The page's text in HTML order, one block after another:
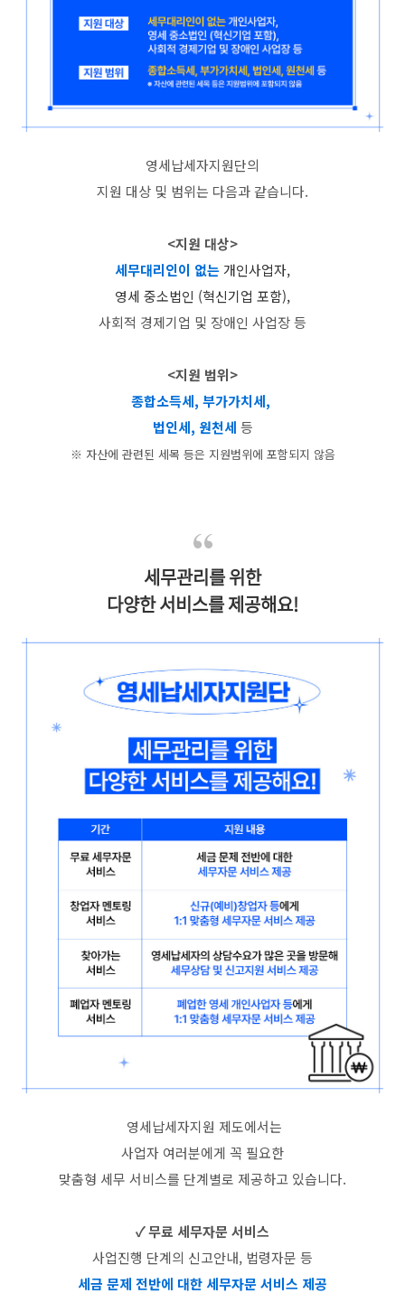
영세납세자지원단의
지원 대상 및 범위는 다음과 같습니다.
<지원 대상>
세무대리인이 없는 개인사업자,
영세 중소법인 (혁신기업 포함),
사회적 경제기업 및 장애인 사업장 등
<지원 범위>
종합소득세, 부가가치세,
법인세, 원천세 등
※ 자산에 관련된 세목 등은 지원범위에 포함되지 않음
세무관리를 위한
다양한 서비스를 제공해요!
영세납세자지원 제도에서는
사업자 여러분에게 꼭 필요한
맞춤형 세무 서비스를 단계별로 제공하고 있습니다.
✓ 무료 세무자문 서비스
사업진행 단계의 신고안내, 법령자문 등
세금 문제 전반에 대한 세무자문 서비스 제공